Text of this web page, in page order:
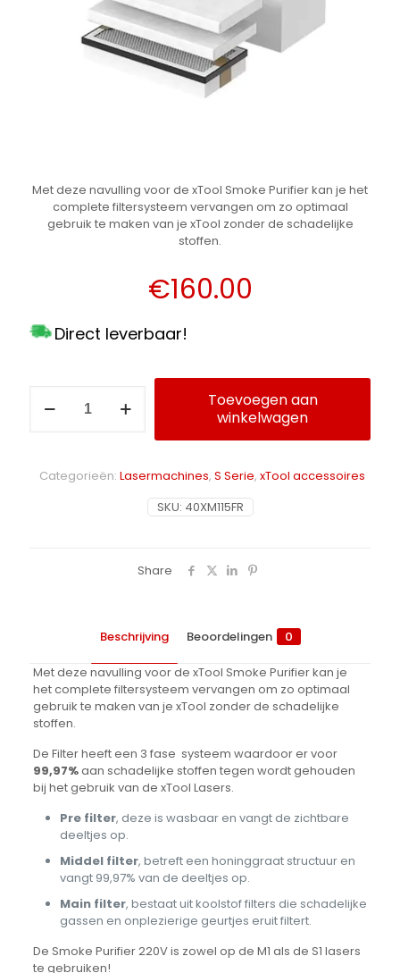
Met deze navulling voor de xTool Smoke Purifier kan je het
complete filtersysteem vervangen om zo optimaal
gebruik te maken van je xTool zonder de schadelijke
stoffen.
€160.00
Direct leverbaar!
Smoke
aantal
Toevoegen aan
winkelwagen
Alternative:
SKU: 40XM115FR
Categorieën: Lasermachines, S Serie, xTool accessoires
Share
Beschrijving Beoordelingen 0
Met deze navulling voor de xTool Smoke Purifier kan je
het complete filtersysteem vervangen om zo optimaal
gebruik te maken van je xTool zonder de schadelijke
stoffen.
De Filter heeft een 3 fase systeem waardoor er voor
99,97%aan schadelijke stoffen tegen wordt gehouden
bij het gebruik van de xTool Lasers.
Pre filter, deze is wasbaar en vangt de zichtbare
deeltjes op.
Middel filter, betreft een honinggraat structuur en
vangt 99,97% van de deeltjes op.
Main filter, bestaat uit koolstof filters die schadelijke
gassen en onplezierige geurtjes eruit filtert.
De Smoke Purifier 220V is zowel op de M1 als de S1 lasers
te gebruiken!